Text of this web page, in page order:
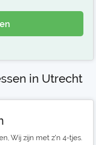
in Utrecht
Wij zijn met z'n 4-tjes.